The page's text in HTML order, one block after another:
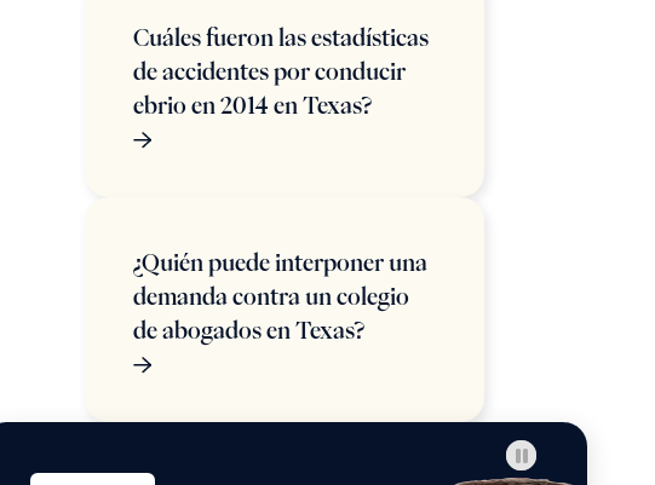
Cuáles fueron las estadísticas
de accidentes por conducir
ebrio en 2014 en Texas?
¿Quién puede interponer una
demanda contra un colegio
de abogados en Texas?